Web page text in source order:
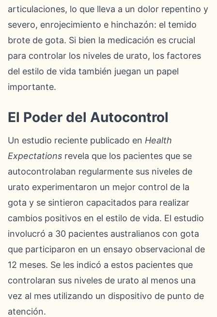
articulaciones, lo que lleva a un dolor repentino y
severo, enrojecimiento e hinchazón: el temido
brote de gota. Si bien la medicación es crucial
para controlar los niveles de urato, los factores
del estilo de vida también juegan un papel
importante.
El Poder del Autocontrol
Un estudio reciente publicado en Health
Expectations revela que los pacientes que se
autocontrolaban regularmente sus niveles de
urato experimentaron un mejor control de la
gota y se sintieron capacitados para realizar
cambios positivos en el estilo de vida. El estudio
involucró a 30 pacientes australianos con gota
que participaron en un ensayo observacional de
12 meses. Se les indicó a estos pacientes que
controlaran sus niveles de urato al menos una
vez al mes utilizando un dispositivo de punto de
atención.